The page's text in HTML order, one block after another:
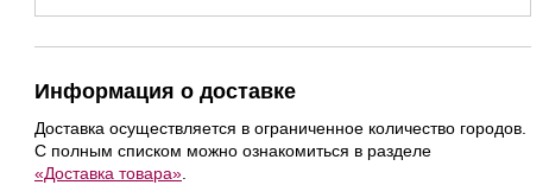
Информация о доставке
Доставка осуществляется в ограниченное количество городов.
С полным списком можно ознакомиться в разделе
«Доставка товара»